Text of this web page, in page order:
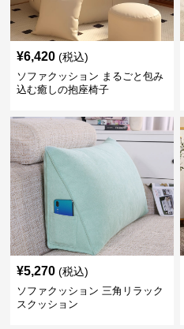
¥6,420 (税込)
ソファクッション まるごと包み
込む癒しの抱座椅子
¥5,270 (税込)
ソファクッション 三角リラック
スクッション